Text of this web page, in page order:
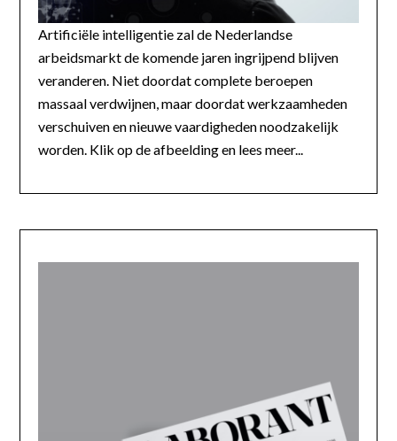
Artificiële intelligentie zal de Nederlandse
arbeidsmarkt de komende jaren ingrijpend blijven
veranderen. Niet doordat complete beroepen
massaal verdwijnen, maar doordat werkzaamheden
verschuiven en nieuwe vaardigheden noodzakelijk
worden. Klik op de afbeelding en lees meer...